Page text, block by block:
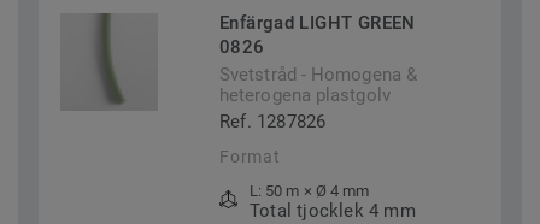
Enfärgad LIGHT GREEN
0826
Svetstråd - Homogena &
heterogena plastgolv
Ref. 1287826
Format
L: 50 m × Ø 4 mm
Total tjocklek 4 mm